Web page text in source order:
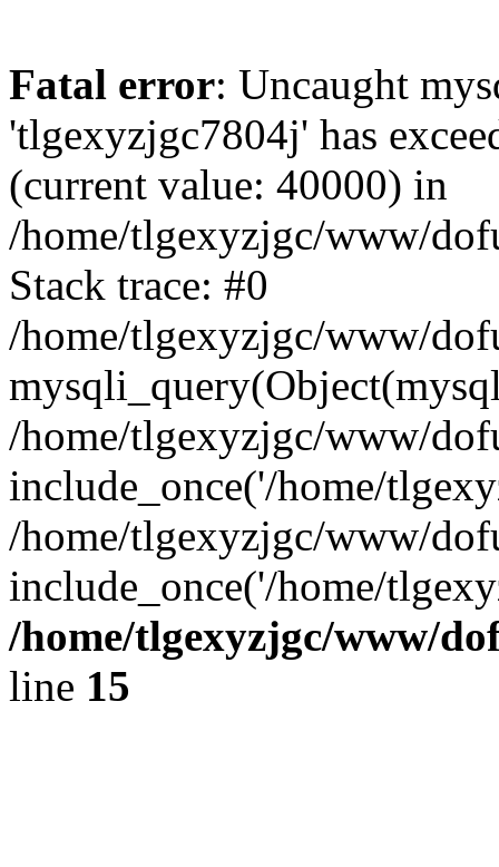
Fatal error: Uncaught
'tlgexyzjgc7804j' has
(current value: 40000) in
/home/tlgexyzjgc/www/
Stack trace: #0
/home/tlgexyzjgc/www/
/home/tlgexyzjgc/www/
include_once('/home/
/home/tlgexyzjgc/www/
include_once('/home/
/home/tlgexyzjgc/www/
line 15